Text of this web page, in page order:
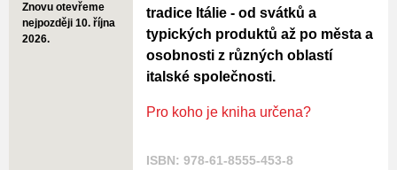
tradice Itálie - od svátků a
typických produktů až po města a
osobnosti z různých oblastí
italské společnosti.
Pro koho je kniha určena?
ISBN: 978-61-8555-453-8
Znovu otevřeme
nejpozději 10. října
2026.